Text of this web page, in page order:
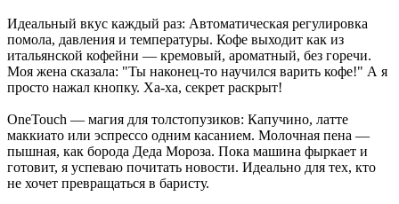
Идеальный вкус каждый раз: Автоматическая регулировка
помола, давления и температуры. Кофе выходит как из
итальянской кофейни — кремовый, ароматный, без горечи.
Моя жена сказала: "Ты наконец-то научился варить кофе!" А я
просто нажал кнопку. Ха-ха, секрет раскрыт!
OneTouch — магия для толстопузиков: Капучино, латте
маккиато или эспрессо одним касанием. Молочная пена —
пышная, как борода Деда Мороза. Пока машина фыркает и
готовит, я успеваю почитать новости. Идеально для тех, кто
не хочет превращаться в баристу.